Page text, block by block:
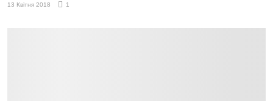
13 Квітня 2018 1